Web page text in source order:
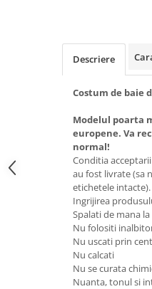
Descriere
Costum de baie
Modelul poarta
europene. Va
normal!
Conditia
au fost livrate (sa
etichetele intacte).
Ingrijirea
Spalati de mana
Nu folositi
Nu uscati prin
Nu calcati
Nu se curata
Nuanta, tonul si